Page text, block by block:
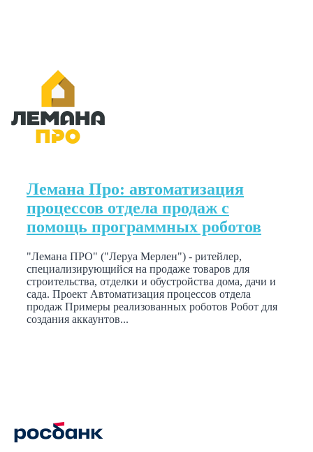
Лемана Про: автоматизация
процессов отдела продаж с
помощь программных роботов
"Лемана ПРО" ("Леруа Мерлен") - ритейлер,
специализирующийся на продаже товаров для
строительства, отделки и обустройства дома, дачи и
сада. Проект Автоматизация процессов отдела
продаж Примеры реализованных роботов Робот для
создания аккаунтов...